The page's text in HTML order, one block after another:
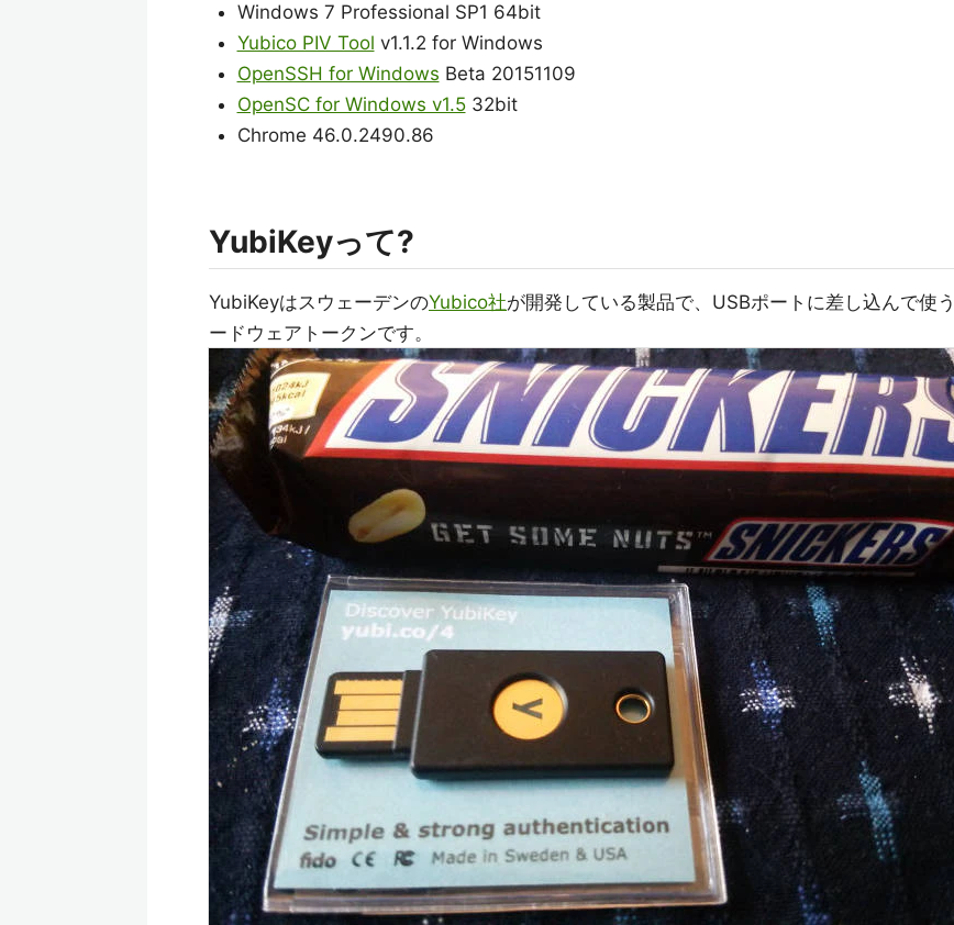
Windows 7 Professional SP1 64bit
Yubico PIV Tool v1.1.2 for Windows
OpenSSH for Windows Beta 20151109
OpenSC for Windows v1.532bit
Chrome 46.0.2490.86
YubiKeyって?
YubiKeyはスウェーデンのYubico社が開発している製品で、USBポートに差し込んで使
ードウェアトークンです。